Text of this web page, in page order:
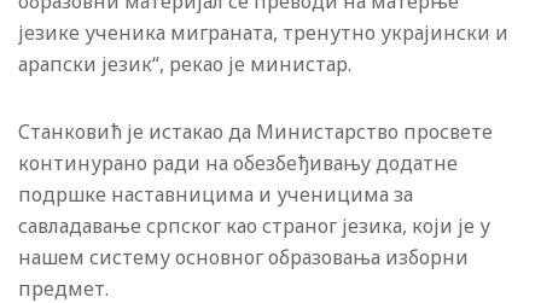
језике ученика миграната, тренутно украјински и
арапски језик“, рекао је министар.
Станковић је истакао да Министарство просвете
континурано ради на обезбеђивању додатне
подршке наставницима и ученицима за
савладавање српског као страног језика, који је у
нашем систему основног образовања изборни
предмет.